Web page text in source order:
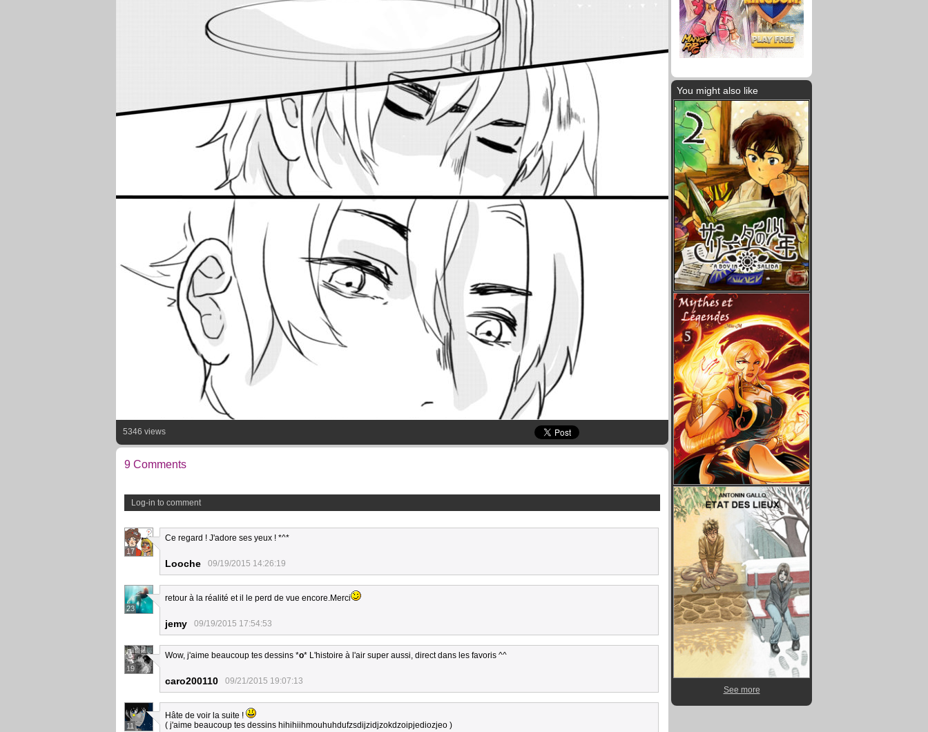
5346 views
9 Comments
Log-in to comment
17
Ce regard ! J'adore ses yeux ! *^*
Looche 09/19/2015 14:26:19
23
retour à la réalité et il le perd de vue encore.Merci
jemy 09/19/2015 17:54:53
19
Wow, j'aime beaucoup tes dessins *o* L'histoire à l'air super aussi, direct dans les favoris ^^
caro200110 09/21/2015 19:07:13
11
Hâte de voir la suite !
( j'aime beaucoup tes dessins hihihiihmouhuhdufzsdijzidjzokdzoipjediozjeo )
You might also like
See more